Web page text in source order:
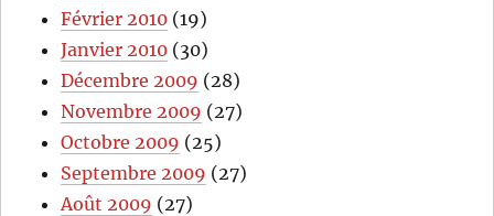
Février 2010 (19)
Janvier 2010 (30)
Décembre 2009 (28)
Novembre 2009 (27)
Octobre 2009 (25)
Septembre 2009 (27)
Août 2009 (27)